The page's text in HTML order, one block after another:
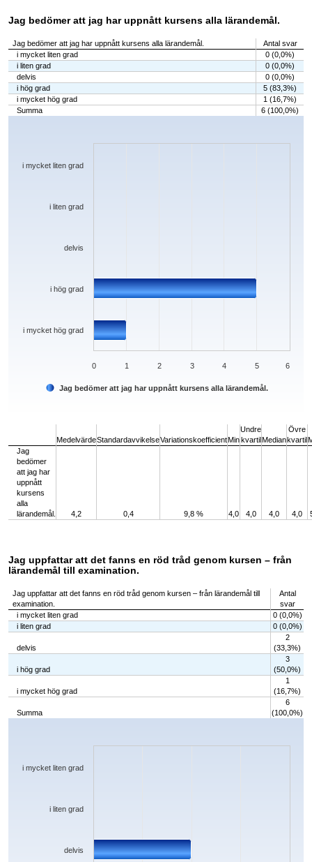
Jag bedömer att jag har uppnått kursens alla lärandemål.
Jag bedömer att jag har uppnått kursens alla lärandemål.
Antal svar
i mycket liten grad
0 (0,0%)
i liten grad
0 (0,0%)
delvis
0 (0,0%)
i hög grad
5 (83,3%)
i mycket hög grad
1 (16,7%)
Summa
6 (100,0%)
Chart
The chart has 1 X axis displaying categories.
Jag bedömer att jag har uppnått kursens alla lärandemål.
i mycket hög grad
i hög grad
delvis
i liten grad
i mycket liten grad
0 1 2 3 4 5 6
MedelvärdeStandardavvikelseVariationskoefficientMin
Undre
kvartilMedian
Övre
kvartil
Jag
bedömer
att jag har
uppnått
kursens
alla
lärandemål.
4,2 0,4 9,8 % 4,0 4,0 4,0 4,0
Jag uppfattar att det fanns en röd tråd genom kursen – från
lärandemål till examination.
Jag uppfattar att det fanns en röd tråd genom kursen – från lärandemål till
examination.
Antal
svar
i mycket liten grad
0 (0,0%)
i liten grad
0 (0,0%)
delvis
2
(33,3%)
i hög grad
3
(50,0%)
i mycket hög grad
1
(16,7%)
Summa
6
(100,0%)
Chart
The chart has 1 X axis displaying categories.
delvis
i liten grad
i mycket liten grad